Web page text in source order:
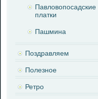
Павловопосадские
платки
Пашмина
Поздравляем
Полезное
Ретро